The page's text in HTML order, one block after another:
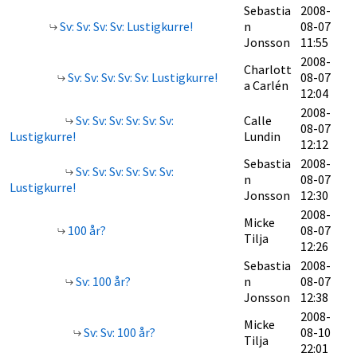
Sv: Sv: Sv: Sv: Lustigkurre!
Sebastia
n
Jonsson
2008-
08-07
11:55
Sv: Sv: Sv: Sv: Sv: Lustigkurre!
Charlott
a Carlén
2008-
08-07
12:04
Sv: Sv: Sv: Sv: Sv: Sv:
Lustigkurre!
Calle
Lundin
2008-
08-07
12:12
Sv: Sv: Sv: Sv: Sv: Sv:
Lustigkurre!
Sebastia
n
Jonsson
2008-
08-07
12:30
100 år?
Micke
Tilja
2008-
08-07
12:26
Sv: 100 år?
Sebastia
n
Jonsson
2008-
08-07
12:38
Sv: Sv: 100 år?
Micke
Tilja
2008-
08-10
22:01